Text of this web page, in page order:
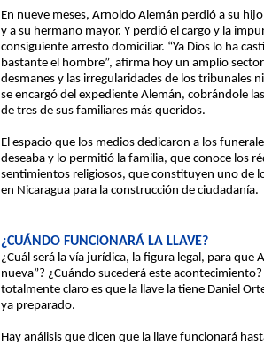
En nueve meses, Arnoldo Alemán perdió a su
y a su hermano mayor. Y perdió el cargo y la
consiguiente arresto domiciliar. “Ya Dios lo ha
bastante el hombre”, afirma hoy un amplio
desmanes y las irregularidades de los tribunales
se encargó del expediente Alemán, cobrándole
de tres de sus familiares más queridos.
El espacio que los medios dedicaron a los
deseaba y lo permitió la familia, que conoce los
sentimientos religiosos, que constituyen uno de
en Nicaragua para la construcción de ciudadanía.
¿CUÁNDO FUNCIONARÁ LA LLAVE?
¿Cuál será la vía jurídica, la figura legal, para
nueva”? ¿Cuándo sucederá este
totalmente claro es que la llave la tiene Daniel
ya preparado.
Hay análisis que dicen que la llave funcionará